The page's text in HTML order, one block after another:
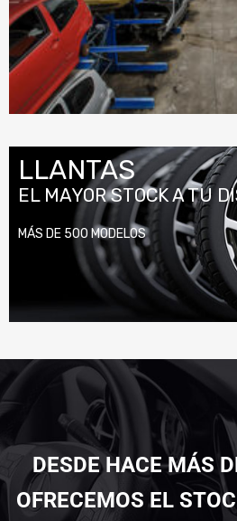
LLANTAS
EL MAYOR STOCK A TU
MÁS DE 500 MODELOS
DESDE HACE MÁS
OFRECEMOS EL